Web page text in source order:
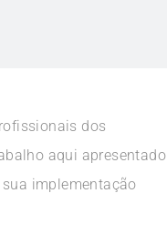
dos
aqui apresentado
implementação